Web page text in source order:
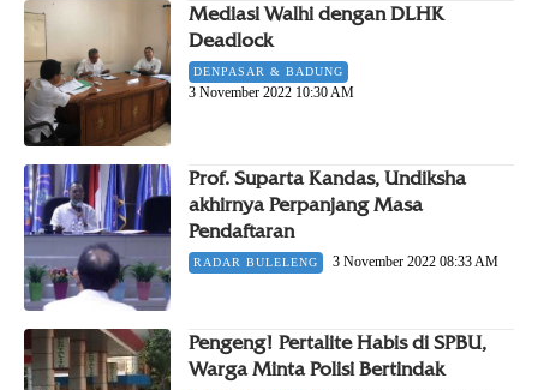
Mediasi Walhi dengan DLHK
Deadlock
DENPASAR & BADUNG
3 November 2022 10:30 AM
Prof. Suparta Kandas, Undiksha
akhirnya Perpanjang Masa
Pendaftaran
RADAR BULELENG 3 November 2022 08:33 AM
Pengeng! Pertalite Habis di SPBU,
Warga Minta Polisi Bertindak